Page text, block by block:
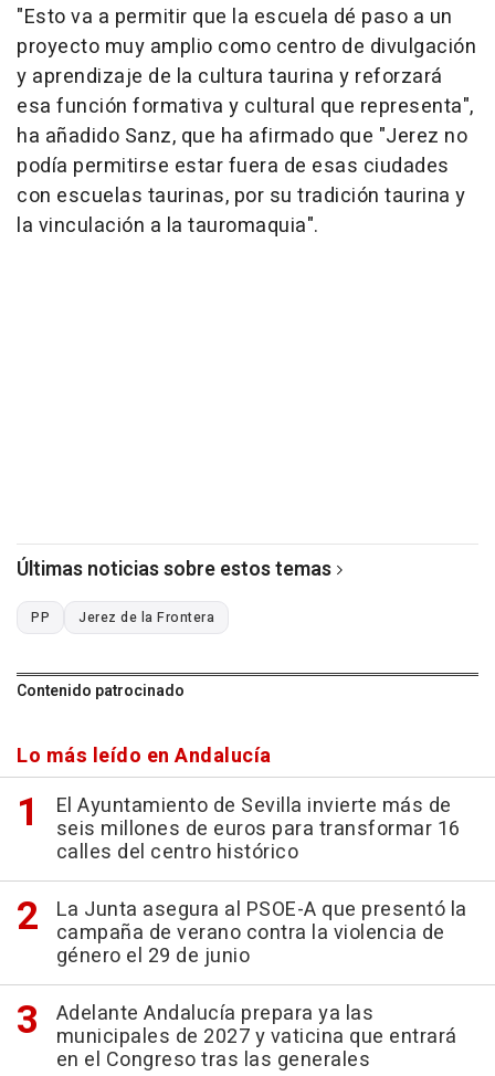
"Esto va a permitir que la escuela dé paso a un
proyecto muy amplio como centro de divulgación
y aprendizaje de la cultura taurina y reforzará
esa función formativa y cultural que representa",
ha añadido Sanz, que ha afirmado que "Jerez no
podía permitirse estar fuera de esas ciudades
con escuelas taurinas, por su tradición taurina y
la vinculación a la tauromaquia".
Últimas noticias sobre estos temas
PP Jerez de la Frontera
Contenido patrocinado
Lo más leído en Andalucía
El Ayuntamiento de Sevilla invierte más de
seis millones de euros para transformar 16
calles del centro histórico
La Junta asegura al PSOE-A que presentó la
campaña de verano contra la violencia de
género el 29 de junio
Adelante Andalucía prepara ya las
municipales de 2027 y vaticina que entrará
en el Congreso tras las generales